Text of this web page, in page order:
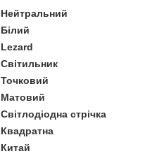
Нейтральний
Білий
Lezard
Світильник
Точковий
Матовий
Світлодіодна стрічка
Квадратна
Китай